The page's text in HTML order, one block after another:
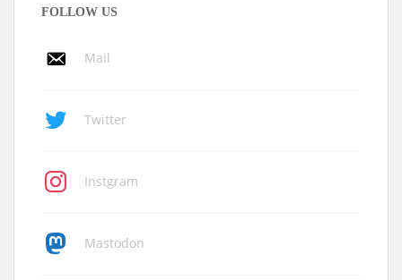
FOLLOW US
Mail
Twitter
Instgram
Mastodon